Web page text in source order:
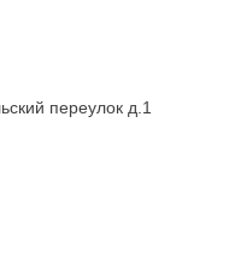
переулок д.1